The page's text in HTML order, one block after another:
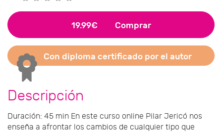
19.99€ Comprar
Con diploma certificado por el autor
Descripción
Duración: 45 min En este curso online Pilar Jericó nos
enseña a afrontar los cambios de cualquier tipo que